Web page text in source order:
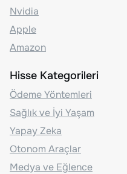
Nvidia
Apple
Amazon
Hisse Kategorileri
Ödeme Yöntemleri
Sağlık ve İyi Yaşam
Yapay Zeka
Otonom Araçlar
Medya ve Eğlence